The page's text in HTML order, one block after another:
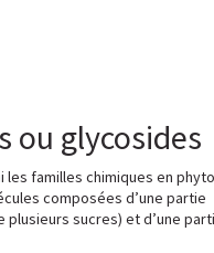
ou glycosides
familles chimiques en
composées d’une partie
plusieurs sucres) et d’une